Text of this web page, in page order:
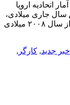
آمار اتحادیه اروپا
سال جاری میلادی،
به ۷.۷ درصد کاهش پیدا کرده که کمترین رقم، از سال ۲۰۰۸ میلادی
خبر جدید, کارگر ,